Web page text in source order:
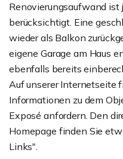
Renovierungsaufwand ist
berücksichtigt. Eine
wieder als Balkon
eigene Garage am Haus
ebenfalls bereits
Auf unserer Internetseite
Informationen zu dem
Exposé anfordern. Den
Homepage finden Sie
Links".